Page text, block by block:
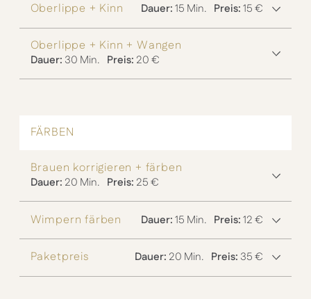
Oberlippe + Kinn Dauer:15 Min. Preis: 15 €
Oberlippe + Kinn + Wangen
Dauer: 30 Min. Preis: 20 €
FÄRBEN
Brauen korrigieren + färben
Dauer: 20 Min. Preis: 25 €
Wimpern färben Dauer:15 Min. Preis: 12 €
Paketpreis Dauer: 20 Min. Preis: 35 €